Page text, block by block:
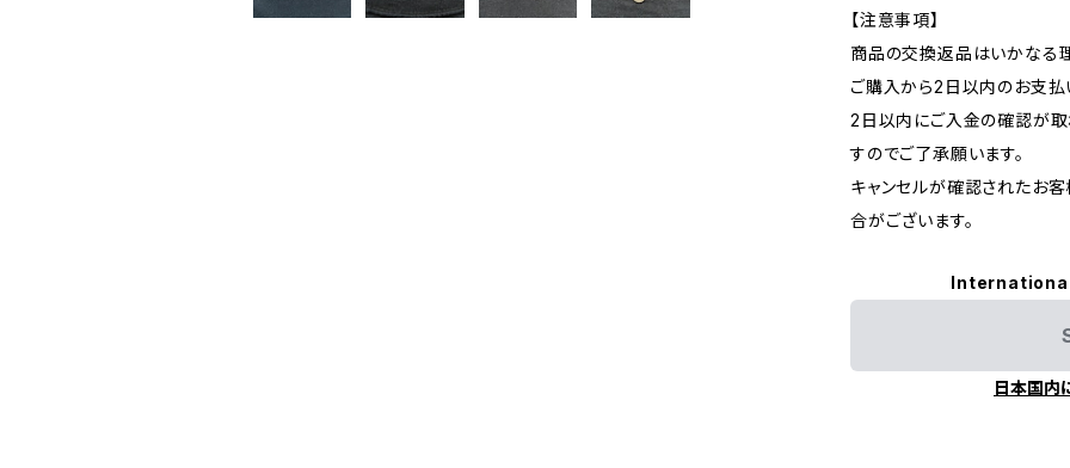
【注意事項】
商品の交換返品はいかなる
ご購入から2日以内のお支払
2日以内にご入金の確認が
すのでご了承願います。
キャンセルが確認されたお
合がございます。
日本国内